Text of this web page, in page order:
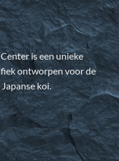
is een unieke
ontworpen voor de
koi.